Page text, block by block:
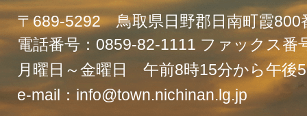
〒689-5292 鳥取県日野郡日南町霞800
電話番号：0859-82-1111 ファックス番
月曜日～金曜日 午前8時15分から午後
e-mail：info@town.nichinan.lg.jp